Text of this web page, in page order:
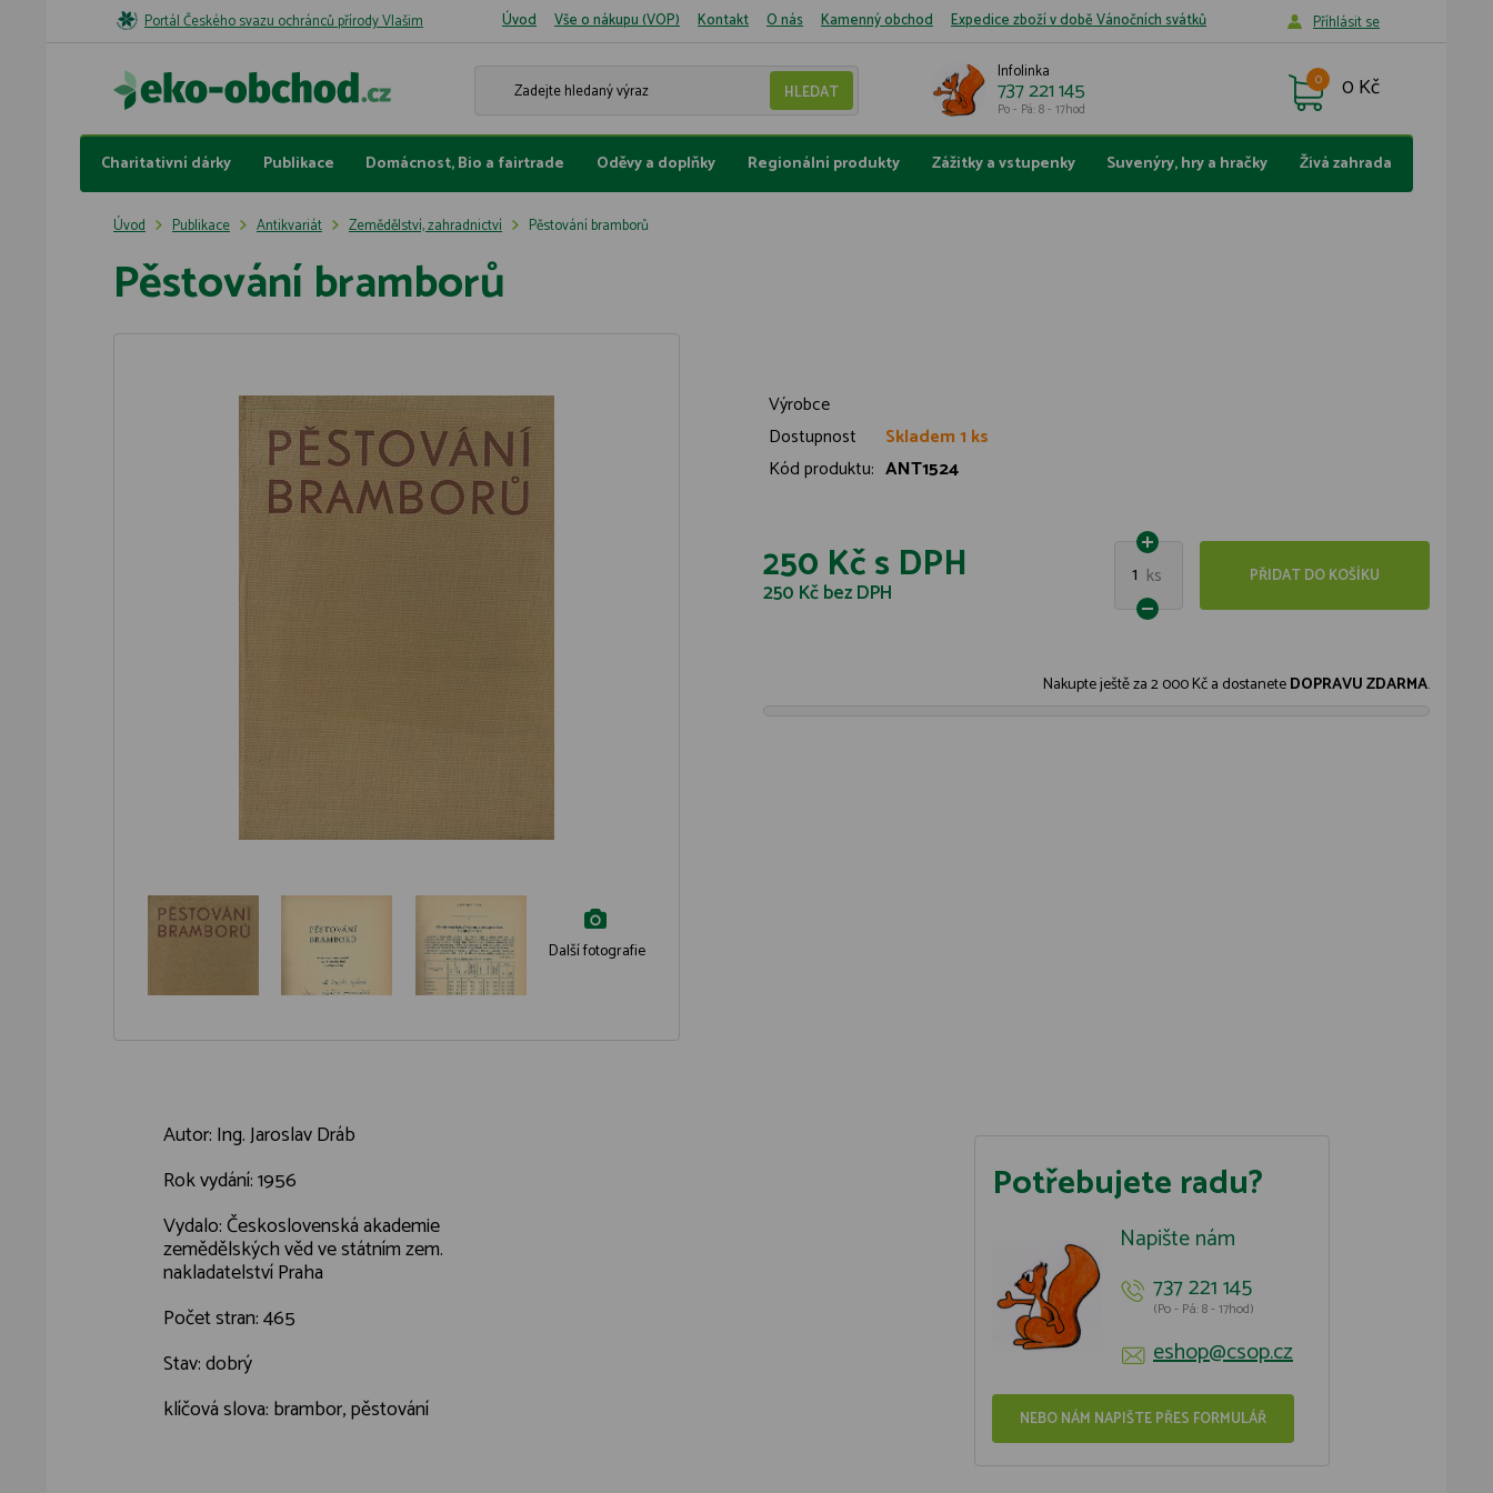
Portál Českého svazu ochránců přírody Vlašim Úvod Vše o nákupu (VOP) Kontakt O nás Kamenný obchod Expedice zboží v době Vánočních svátků Příhlásit se
Infolinka
737 221 145
Po - Pá: 8 - 17hod
0 Kč
0
Charitativní dárky Publikace Domácnost, Bio a fairtrade Oděvy a doplňky Regionální produkty Zážitky a vstupenky Suvenýry, hry a hračky Živá zahrada
Úvod Publikace Antikvariát Zemědělství, zahradnictví Pěstování bramborů
Pěstování bramborů
Další fotografie
Výrobce
Dostupnost
Skladem 1 ks
Kód produktu: ANT1524
250 Kčs DPH
250 Kčbez DPH
1 ks PŘIDAT DO KOŠÍKU
Nakupte ještě za2 000 Kča dostaneteDOPRAVU ZDARMA.
Autor: Ing. Jaroslav Dráb
Rok vydání: 1956
Vydalo: Československá akademie
zemědělských věd ve státním zem.
nakladatelství Praha
Počet stran: 465
Stav: dobrý
klíčová slova: brambor, pěstování
Potřebujete radu?
Napište nám
737 221 145
(Po - Pá: 8 - 17hod)
eshop@csop.cz
NEBO NÁM NAPIŠTE PŘES FORMULÁŘ